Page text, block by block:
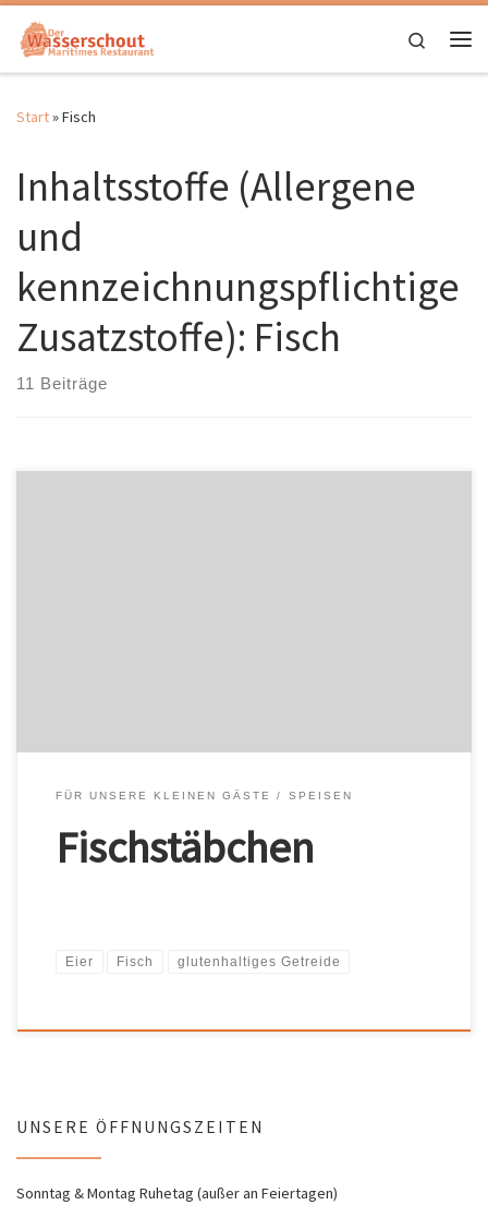
Zum Inhalt springen
Search
Start»Fisch
Inhaltsstoffe (Allergene
und
kennzeichnungspflichtige
Zusatzstoffe): Fisch
11 Beiträge
FÜR UNSERE KLEINEN GÄSTE SPEISEN
Fischstäbchen
Eier Fisch glutenhaltiges Getreide
UNSERE ÖFFNUNGSZEITEN
Sonntag & Montag Ruhetag (außer an Feiertagen)